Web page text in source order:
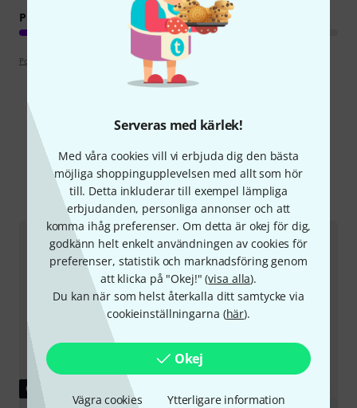
Serveras med kärlek!
Med våra cookies vill vi erbjuda dig den bästa
möjliga shoppingupplevelsen med allt som hör
till. Detta inkluderar till exempel lämpliga
erbjudanden, personliga annonser och att
komma ihåg preferenser. Om detta är okej för dig,
godkänn helt enkelt användningen av cookies för
preferenser, statistik och marknadsföring genom
att klicka på "Okej!" (visa alla).
Du kan när som helst återkalla ditt samtycke via
cookieinställningarna (här).
Okej
Vägra cookies Ytterligare information
PEDAGOGISKT VÄRDE
Poängpolicy
Alla Onlineguide
GUIDE